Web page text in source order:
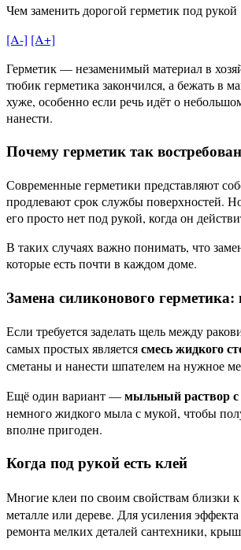
Чем заменить дорогой герметик под рукой
[A-] [A+]
Герметик — незаменимый материал в
тюбик герметика закончился, а бежать в
хуже, особенно если речь идёт о
нанести.
Почему герметик так востребован
Современные герметики представляют
продлевают срок службы поверхностей.
его просто нет под рукой, когда он
В таких случаях важно понимать, что
которые есть почти в каждом доме.
Замена силиконового
Если требуется заделать щель между
самых простых являетсясмесь жидкого
сметаны и нанести шпателем на нужное
Ещё один вариант —мыльный раствор
немного жидкого мыла с мукой, чтобы
вполне пригоден.
Когда под рукой есть клей
Многие клеи по своим свойствам близки
металле или дереве. Для усиления
ремонта мелких деталей сантехники,